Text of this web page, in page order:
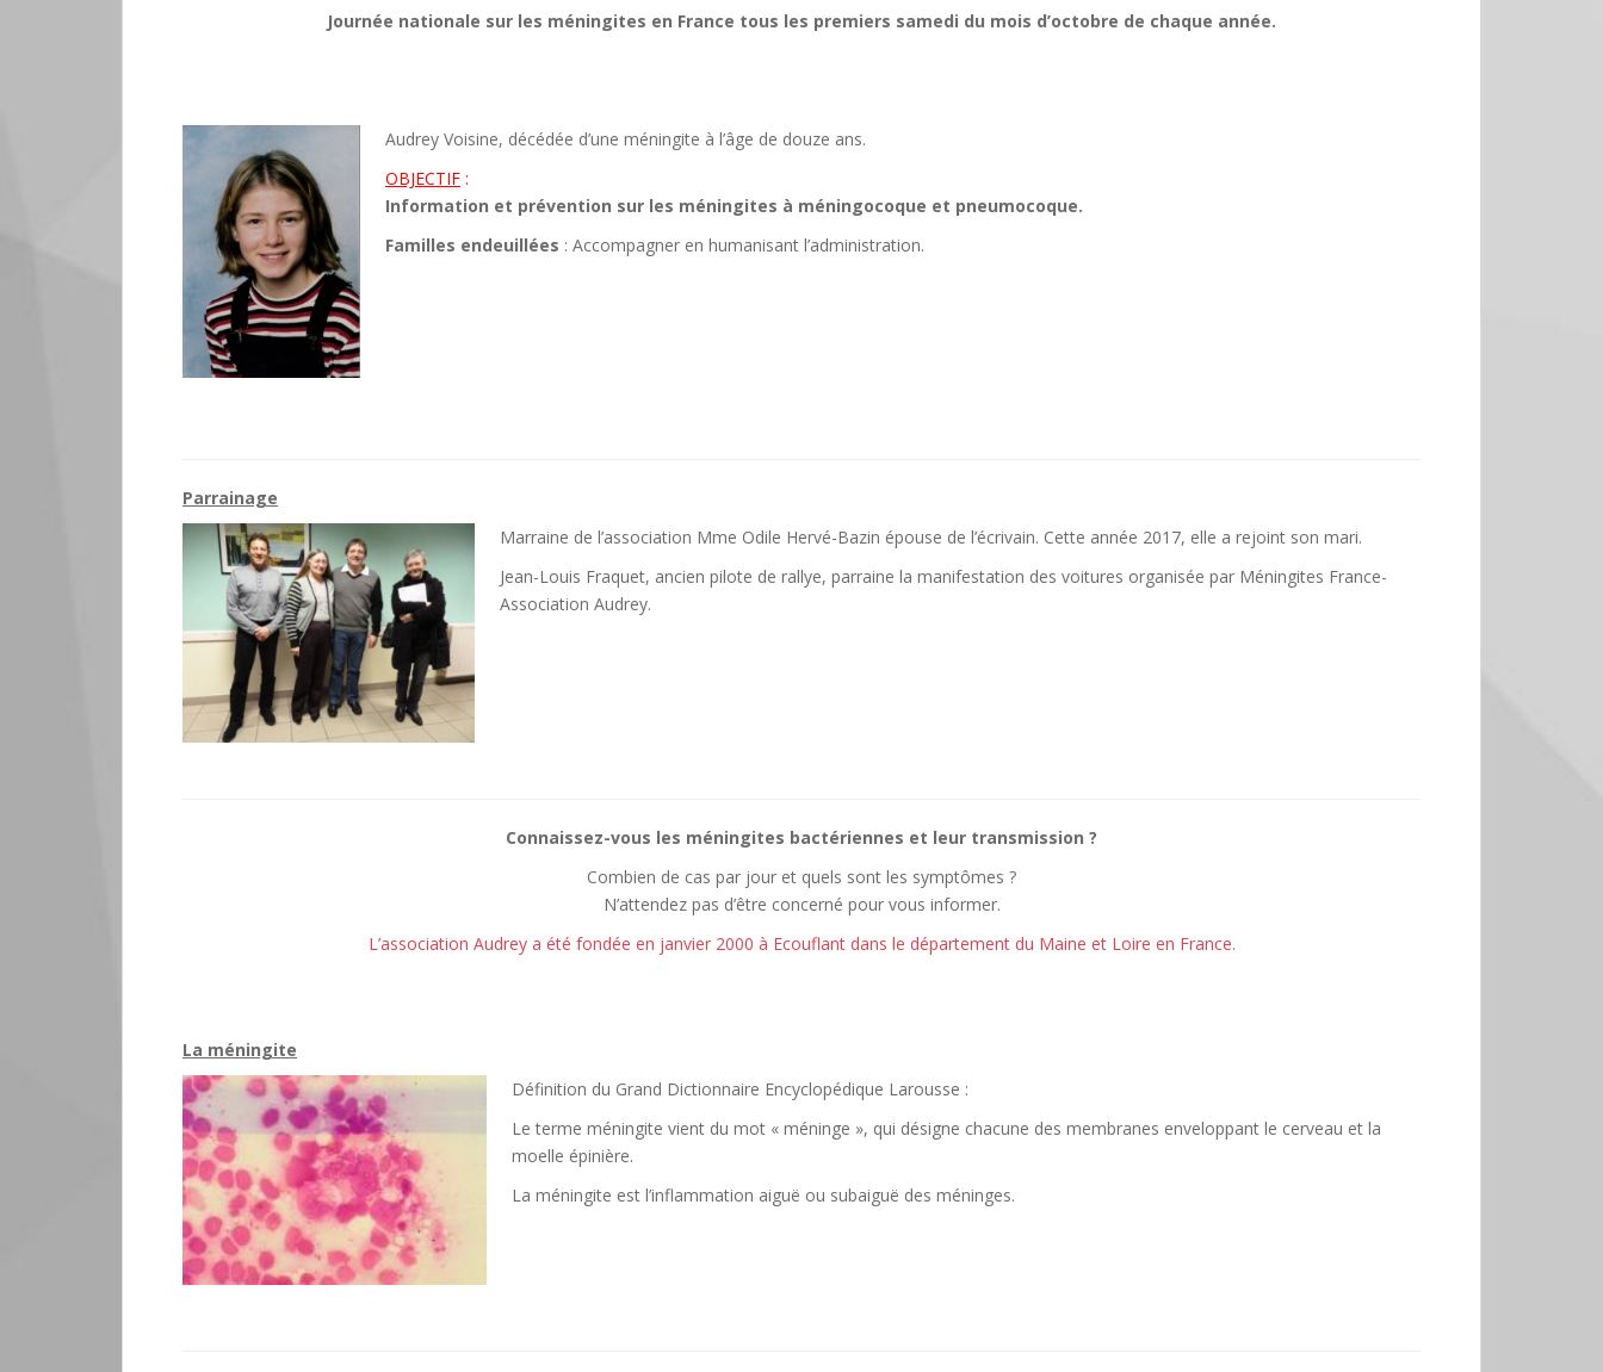
Journée nationale sur les méningites en France tous les premiers samedi du mois d’octobre de chaque année.
Audrey Voisine, décédée d’une méningite à l’âge de douze ans.
OBJECTIF :
Information et prévention sur les méningites à méningocoque et pneumocoque.
Familles endeuillées : Accompagner en humanisant l’administration.
Parrainage
Marraine de l’association Mme Odile Hervé-Bazin épouse de l’écrivain. Cette année 2017, elle a rejoint son mari.
Jean-Louis Fraquet, ancien pilote de rallye, parraine la manifestation des voitures organisée par Méningites France-
Association Audrey.
Connaissez-vous les méningites bactériennes et leur transmission ?
Combien de cas par jour et quels sont les symptômes ?
N’attendez pas d’être concerné pour vous informer.
L’association Audrey a été fondée en janvier 2000 à Ecouflant dans le département du Maine et Loire en France.
La méningite
Définition du Grand Dictionnaire Encyclopédique Larousse :
Le terme méningite vient du mot « méninge », qui désigne chacune des membranes enveloppant le cerveau et la
moelle épinière.
La méningite est l’inflammation aiguë ou subaiguë des méninges.